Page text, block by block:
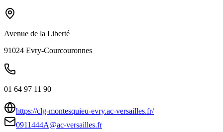
Avenue de la Liberté
91024 Evry-Courcouronnes
01 64 97 11 90
https://clg-montesquieu-evry.ac-versailles.fr/
0911444A@ac-versailles.fr